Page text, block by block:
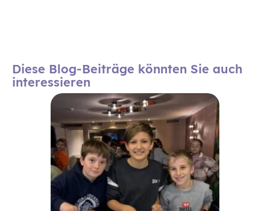
Diese Blog-Beiträge könnten Sie auch
interessieren